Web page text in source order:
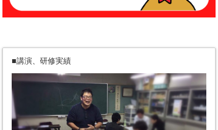
■講演、研修実績